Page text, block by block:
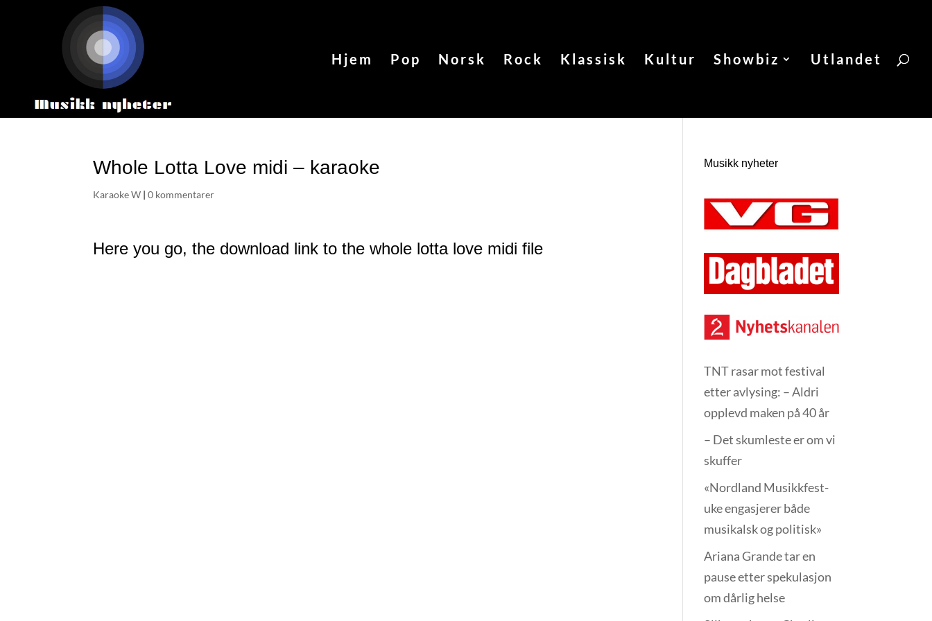
Hjem Pop Norsk Rock Klassisk Kultur Showbiz Utlandet
Whole Lotta Love midi – karaoke
Karaoke W |0 kommentarer
Here you go, the download link to the whole lotta love midi file
Musikk nyheter
TNT rasar mot festival
etter avlysing: – Aldri
opplevd maken på 40 år
– Det skumleste er om vi
skuffer
«Nordland Musikkfest­
uke engasjerer både
musikalsk og politisk»
Ariana Grande tar en
pause etter spekulasjon
om dårlig helse